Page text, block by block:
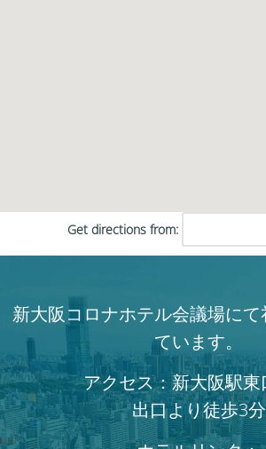
Get directions from:
新大阪コロナホテル会議場に
ています。
アクセス：新大阪駅
出口より徒歩3分